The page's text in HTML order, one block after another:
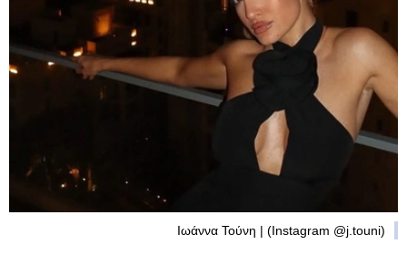
Ιωάννα Τούνη | (Instagram @j.touni)